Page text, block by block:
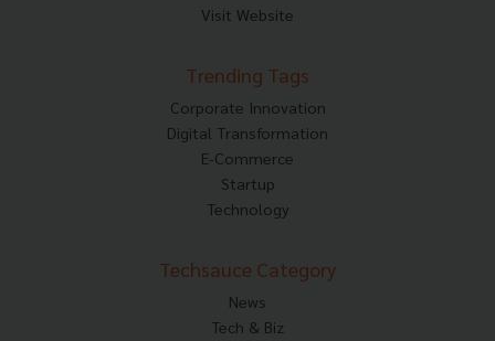
Visit Website
Trending Tags
Corporate Innovation
Digital Transformation
E-Commerce
Startup
Technology
Techsauce Category
News
Tech & Biz